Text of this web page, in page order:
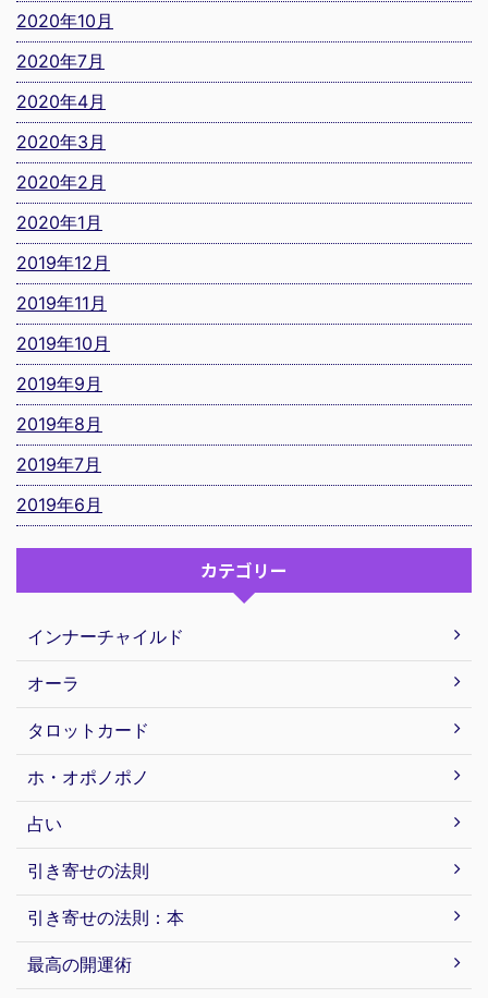
2020年10月
2020年7月
2020年4月
2020年3月
2020年2月
2020年1月
2019年12月
2019年11月
2019年10月
2019年9月
2019年8月
2019年7月
2019年6月
カテゴリー
インナーチャイルド
オーラ
タロットカード
ホ・オポノポノ
占い
引き寄せの法則
引き寄せの法則：本
最高の開運術